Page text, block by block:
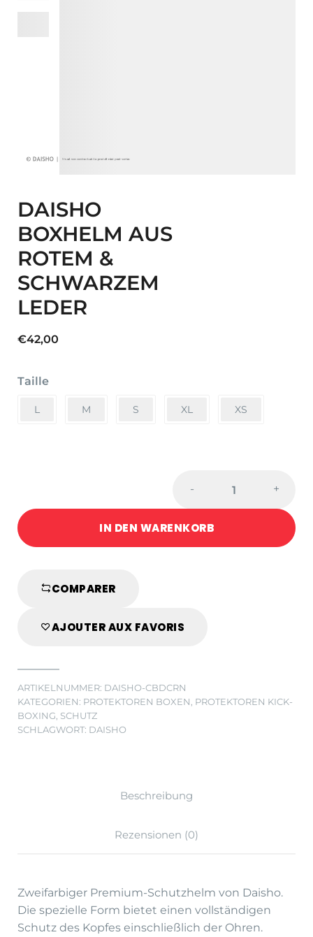
DAISHO
BOXHELM AUS
ROTEM &
SCHWARZEM
LEDER
€42,00
Taille
L M S XL XS
AUS
ROTEM
&
- +
IN DEN WARENKORB
COMPARER
AJOUTER AUX FAVORIS
ARTIKELNUMMER: DAISHO-CBDCRN
KATEGORIEN: PROTEKTOREN BOXEN , PROTEKTOREN KICK-
BOXING, SCHUTZ
SCHLAGWORT: DAISHO
Beschreibung
Rezensionen (0)
Zweifarbiger Premium-Schutzhelm von Daisho.
Die spezielle Form bietet einen vollständigen
Schutz des Kopfes einschließlich der Ohren.